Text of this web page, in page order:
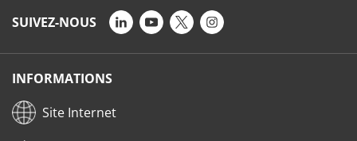
SUIVEZ-NOUS
INFORMATIONS
Site Internet